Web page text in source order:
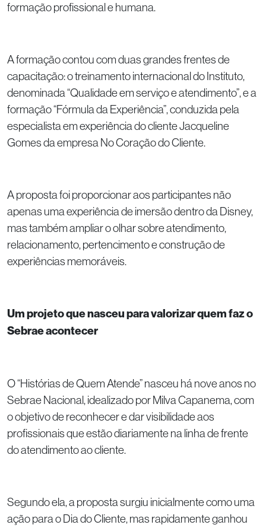
formação profissional e humana.
A formação contou com duas grandes frentes de
capacitação: o treinamento internacional do Instituto,
denominada “Qualidade em serviço e atendimento”, e a
formação “Fórmula da Experiência”, conduzida pela
especialista em experiência do cliente Jacqueline
Gomes da empresa No Coração do Cliente.
A proposta foi proporcionar aos participantes não
apenas uma experiência de imersão dentro da Disney,
mas também ampliar o olhar sobre atendimento,
relacionamento, pertencimento e construção de
experiências memoráveis.
Um projeto que nasceu para valorizar quem faz o
Sebrae acontecer
O “Histórias de Quem Atende” nasceu há nove anos no
Sebrae Nacional, idealizado por Milva Capanema, com
o objetivo de reconhecer e dar visibilidade aos
profissionais que estão diariamente na linha de frente
do atendimento ao cliente.
Segundo ela, a proposta surgiu inicialmente como uma
ação para o Dia do Cliente, mas rapidamente ganhou